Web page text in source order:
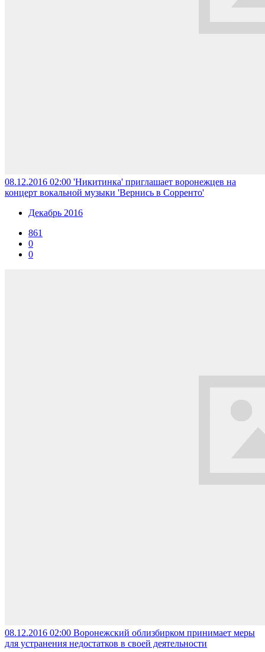
08.12.2016 02:00 'Никитинка' приглашает воронежцев на
концерт вокальной музыки 'Вернись в Сорренто'
Декабрь 2016
861
0
0
08.12.2016 02:00 Воронежский облизбирком принимает меры
для устранения недостатков в своей деятельности